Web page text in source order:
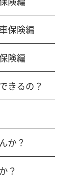
保険編
険編
きるの？
か？
？